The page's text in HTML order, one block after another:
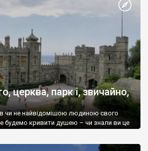
церква, парк і, звичайно,
чи не найвідомішою людиною свого
будемо кривити душею – чи знали ви це